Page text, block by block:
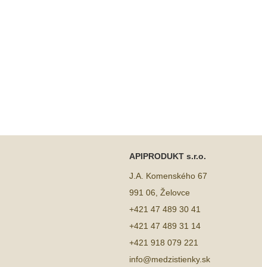
APIPRODUKT s.r.o.
J.A. Komenského 67
991 06, Želovce
+421 47 489 30 41
+421 47 489 31 14
+421 918 079 221
info@medzistienky.sk